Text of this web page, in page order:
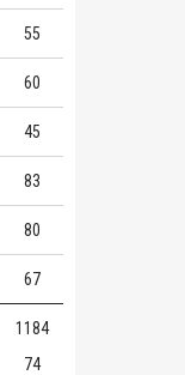
55
60
45
83
80
67
1184
74